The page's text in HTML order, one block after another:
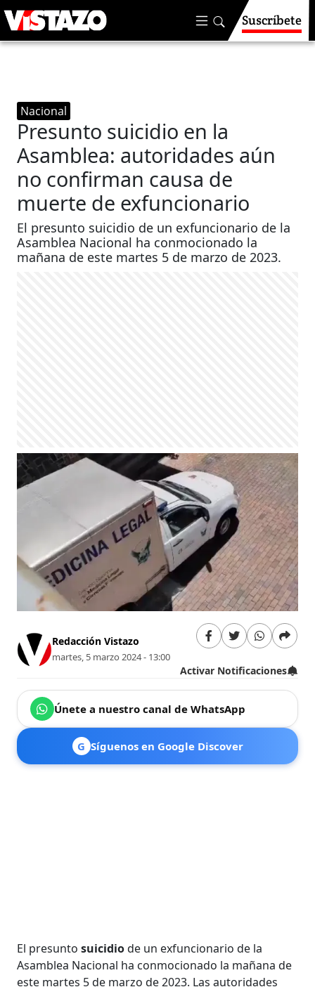
Suscríbete
Nacional
Presunto suicidio en la
Asamblea: autoridades aún
no confirman causa de
muerte de exfuncionario
El presunto suicidio de un exfuncionario de la
Asamblea Nacional ha conmocionado la
mañana de este martes 5 de marzo de 2023.
Redacción Vistazo
martes, 5 marzo 2024 - 13:00
Activar Notificaciones
Únete a nuestro canal de WhatsApp
G Síguenos en Google Discover
El presunto suicidiode un exfuncionario de la
Asamblea Nacional ha conmocionado la mañana de
este martes 5 de marzo de 2023. Las autoridades